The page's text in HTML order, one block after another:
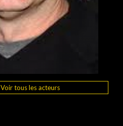
Voir tous les acteurs